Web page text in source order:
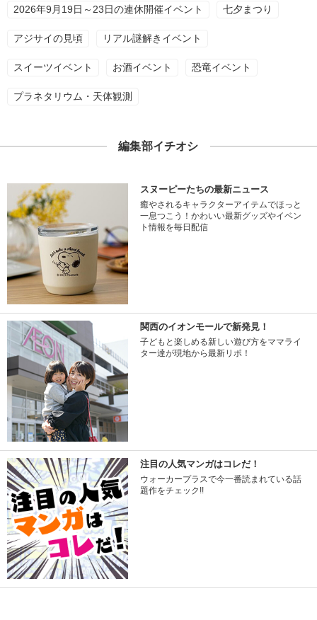
2026年9月19日～23日の連休開催イベント 七夕まつり
アジサイの見頃 リアル謎解きイベント
スイーツイベント お酒イベント 恐竜イベント
プラネタリウム・天体観測
編集部イチオシ
スヌーピーたちの最新ニュース
癒やされるキャラクターアイテムでほっと
一息つこう！かわいい最新グッズやイベン
ト情報を毎日配信
関西のイオンモールで新発見！
子どもと楽しめる新しい遊び方をママライ
ター達が現地から最新リポ！
注目の人気マンガはコレだ！
ウォーカープラスで今一番読まれている話
題作をチェック!!